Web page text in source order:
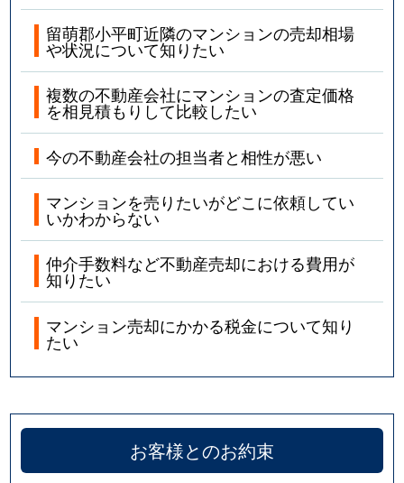
留萌郡小平町近隣のマンションの売却相場
や状況について知りたい
複数の不動産会社にマンションの査定価格
を相見積もりして比較したい
今の不動産会社の担当者と相性が悪い
マンションを売りたいがどこに依頼してい
いかわからない
仲介手数料など不動産売却における費用が
知りたい
マンション売却にかかる税金について知り
たい
お客様とのお約束